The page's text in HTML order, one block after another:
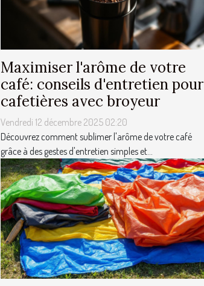
Maximiser l'arôme de votre
café: conseils d'entretien pour
cafetières avec broyeur
Vendredi 12 décembre 2025 02:20
Découvrez comment sublimer l'arôme de votre café
grâce à des gestes d'entretien simples et...